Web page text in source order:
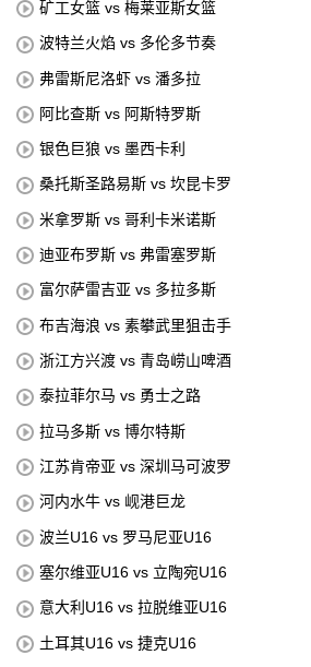
矿工女篮 vs 梅莱亚斯女篮
波特兰火焰 vs 多伦多节奏
弗雷斯尼洛虾 vs 潘多拉
阿比查斯 vs 阿斯特罗斯
银色巨狼 vs 墨西卡利
桑托斯圣路易斯 vs 坎昆卡罗
米拿罗斯 vs 哥利卡米诺斯
迪亚布罗斯 vs 弗雷塞罗斯
富尔萨雷吉亚 vs 多拉多斯
布吉海浪 vs 素攀武里狙击手
浙江方兴渡 vs 青岛崂山啤酒
泰拉菲尔马 vs 勇士之路
拉马多斯 vs 博尔特斯
江苏肯帝亚 vs 深圳马可波罗
河内水牛 vs 岘港巨龙
波兰U16 vs 罗马尼亚U16
塞尔维亚U16 vs 立陶宛U16
意大利U16 vs 拉脱维亚U16
土耳其U16 vs 捷克U16